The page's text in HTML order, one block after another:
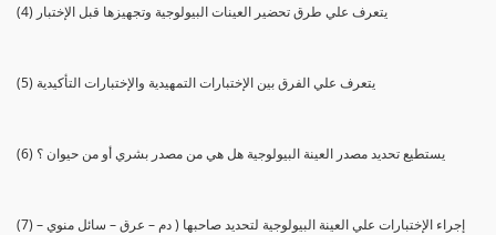
(4) يتعرف علي طرق تحضير العينات البيولوجية وتجهيزها قبل الإختبار
(5) يتعرف علي الفرق بين الإختبارات التمهيدية والإختبارات التأكيدية
(6) يستطيع تحديد مصدر العينة البيولوجية هل هي من مصدر بشري أو من حيوان ؟
(7) إجراء الإختبارات علي العينة البيولوجية لتحديد صاحبها ( دم – عرق – سائل منوي –